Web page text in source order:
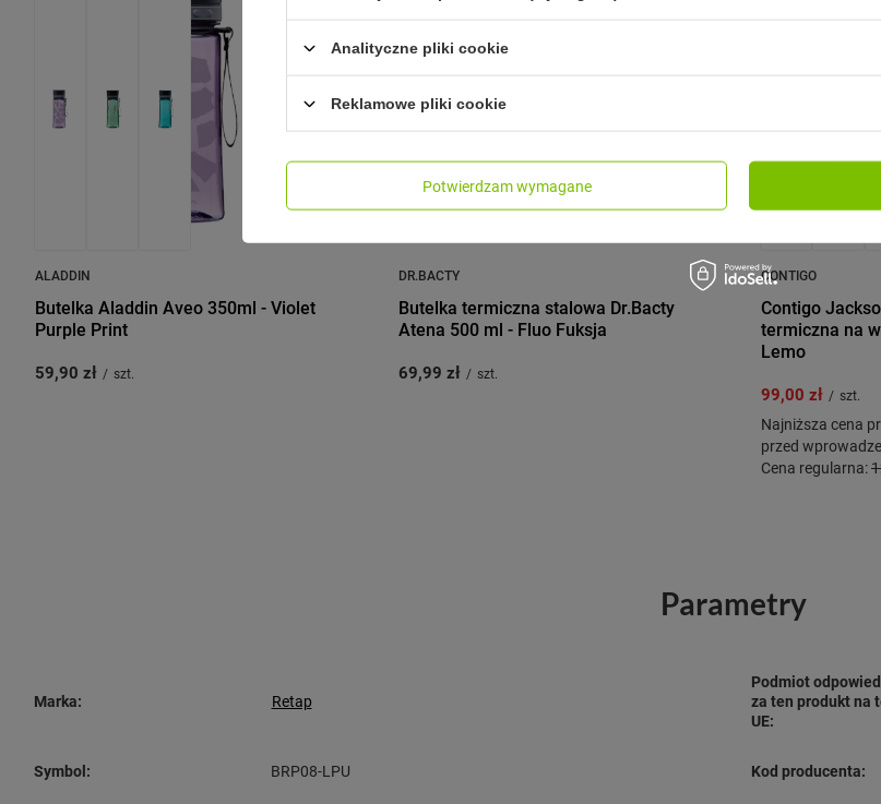
ALADDIN
Butelka Aladdin Aveo 350ml - Violet
Purple Print
59,90 zł / szt.
DR.BACTY
Butelka termiczna stalowa Dr.Bacty
Atena 500 ml - Fluo Fuksja
69,99 zł / szt.
CONTIGO
Contigo
termiczna na
Lemo
99,00 zł / szt.
Najniższa cena
przed
Cena regularna:
Parametry
Marka: Retap
Podmiot
za ten produkt na
UE:
Symbol: BRP08-LPU Kod producenta:
Analityczne pliki cookie
Reklamowe pliki cookie
Potwierdzam wymagane